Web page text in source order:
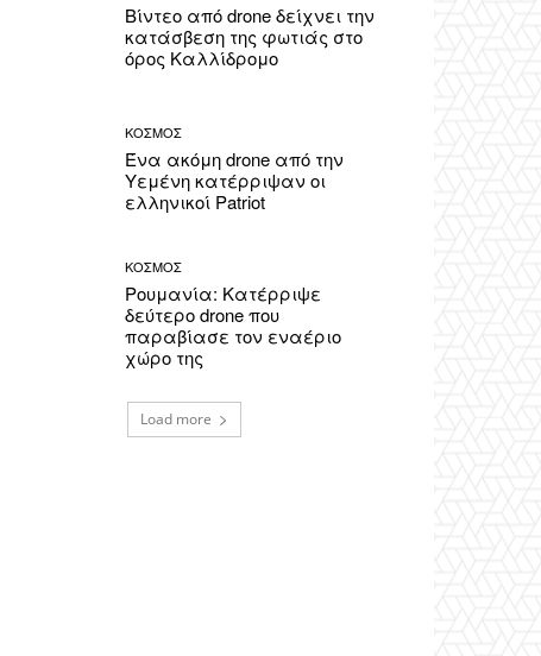
Βίντεο από drone δείχνει την
κατάσβεση της φωτιάς στο
όρος Καλλίδρομο
ΚΟΣΜΟΣ
Ένα ακόμη drone από την
Υεμένη κατέρριψαν οι
ελληνικοί Patriot
ΚΟΣΜΟΣ
Ρουμανία: Κατέρριψε
δεύτερο drone που
παραβίασε τον εναέριο
χώρο της
Load more